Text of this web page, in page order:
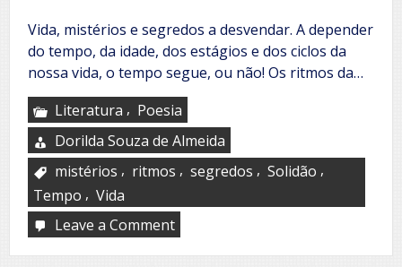
Vida, mistérios e segredos a desvendar. A depender
do tempo, da idade, dos estágios e dos ciclos da
nossa vida, o tempo segue, ou não! Os ritmos da…
Literatura , Poesia
Dorilda Souza de Almeida
mistérios , ritmos , segredos , Solidão ,
Tempo , Vida
Leave a Commenton
mistérios